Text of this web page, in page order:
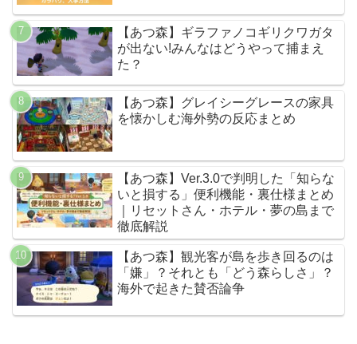
【あつ森】ギラファノコギリクワガタ
が出ない!みんなはどうやって捕まえ
た？
【あつ森】グレイシーグレースの家具
を懐かしむ海外勢の反応まとめ
【あつ森】Ver.3.0で判明した「知らな
いと損する」便利機能・裏仕様まとめ
｜リセットさん・ホテル・夢の島まで
徹底解説
【あつ森】観光客が島を歩き回るのは
「嫌」？それとも「どう森らしさ」？
海外で起きた賛否論争